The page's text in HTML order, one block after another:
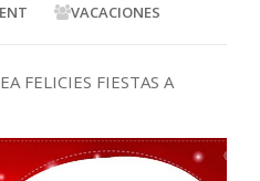
VACACIONES
FELICIES FIESTAS A